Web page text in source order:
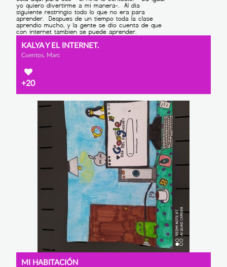
KALYA Y EL INTERNET.
Cuentos, Marc
+20
MI HABITACIÓN